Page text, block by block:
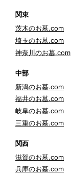
関東
茨木のお墓.com
埼玉のお墓.com
神奈川のお墓.com
中部
新潟のお墓.com
福井のお墓.com
岐阜のお墓.com
三重のお墓.com
関西
滋賀のお墓.com
兵庫のお墓.com